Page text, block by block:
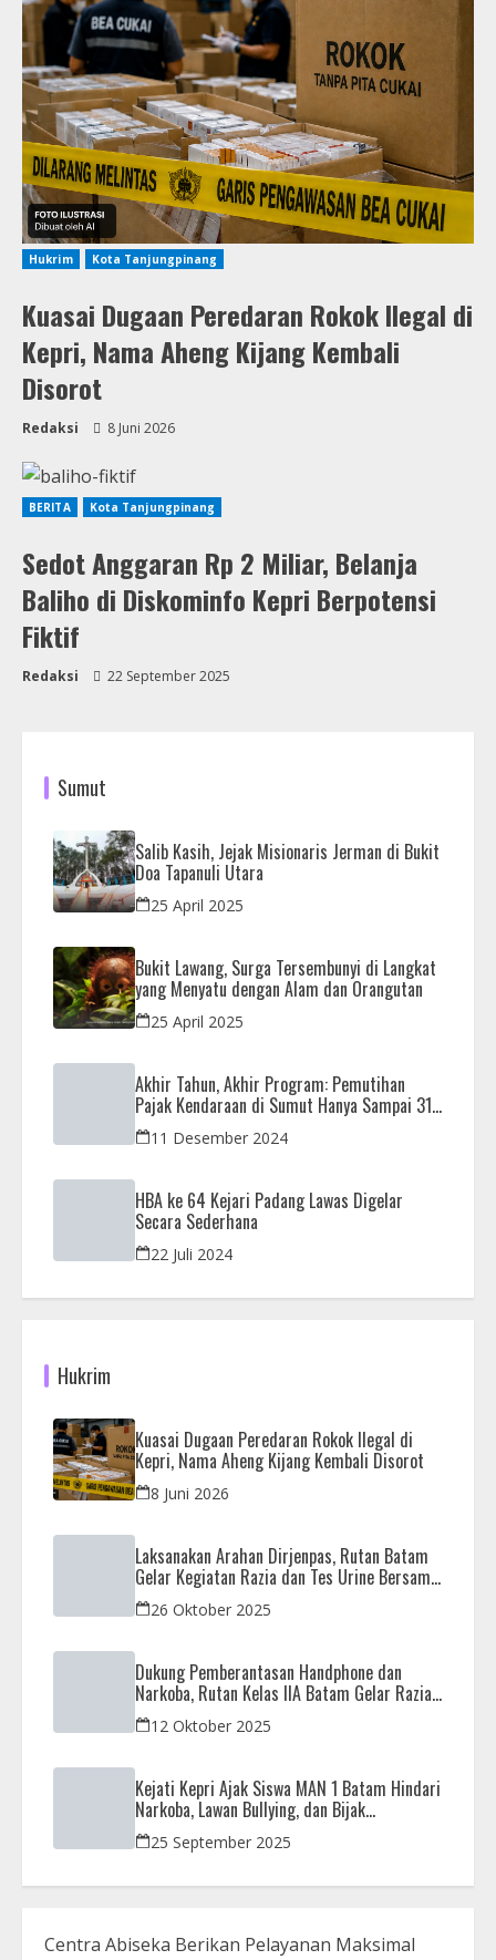
Hukrim Kota Tanjungpinang
Kuasai Dugaan Peredaran Rokok Ilegal di
Kepri, Nama Aheng Kijang Kembali
Disorot
Redaksi 8 Juni 2026
BERITA Kota Tanjungpinang
Sedot Anggaran Rp 2 Miliar, Belanja
Baliho di Diskominfo Kepri Berpotensi
Fiktif
Redaksi 22 September 2025
Sumut
Salib Kasih, Jejak Misionaris Jerman di Bukit
Doa Tapanuli Utara
25 April 2025
Bukit Lawang, Surga Tersembunyi di Langkat
yang Menyatu dengan Alam dan Orangutan
25 April 2025
Akhir Tahun, Akhir Program: Pemutihan
Pajak Kendaraan di Sumut Hanya Sampai 31
Desember
11 Desember 2024
HBA ke 64 Kejari Padang Lawas Digelar
Secara Sederhana
22 Juli 2024
Hukrim
Kuasai Dugaan Peredaran Rokok Ilegal di
Kepri, Nama Aheng Kijang Kembali Disorot
8 Juni 2026
Laksanakan Arahan Dirjenpas, Rutan Batam
Gelar Kegiatan Razia dan Tes Urine Bersama
APH26 Oktober 2025
Dukung Pemberantasan Handphone dan
Narkoba, Rutan Kelas IIA Batam Gelar Razia
Bersama Aparat Penegak Hukum
12 Oktober 2025
Kejati Kepri Ajak Siswa MAN 1 Batam Hindari
Narkoba, Lawan Bullying, dan Bijak
Bermedsos
25 September 2025
Centra Abiseka Berikan Pelayanan Maksimal